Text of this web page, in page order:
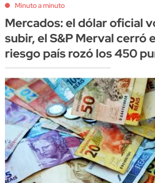
Minuto a minuto
Mercados: el dólar oficial
subir, el S&P Merval cerró
riesgo país rozó los 450